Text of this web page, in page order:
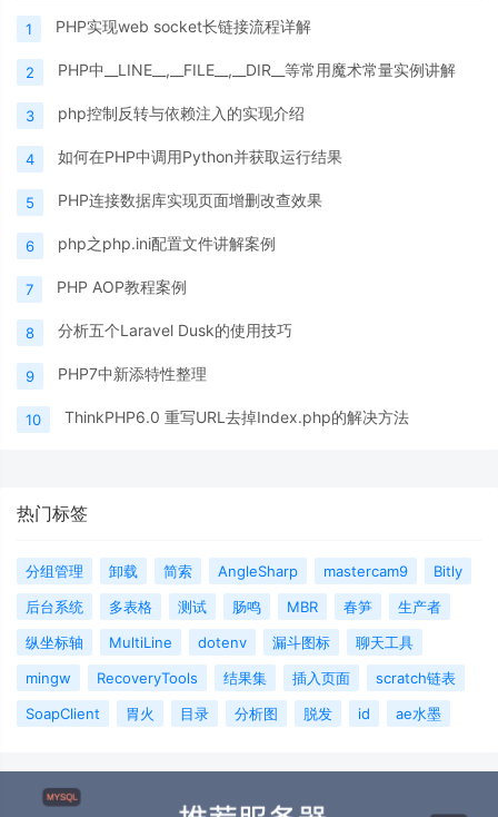
1 PHP实现web socket长链接流程详解
2 PHP中__LINE__,__FILE__,__DIR__等常用魔术常量实例讲解
3 php控制反转与依赖注入的实现介绍
4 如何在PHP中调用Python并获取运行结果
5 PHP连接数据库实现页面增删改查效果
6 php之php.ini配置文件讲解案例
7 PHP AOP教程案例
8 分析五个Laravel Dusk的使用技巧
9 PHP7中新添特性整理
10 ThinkPHP6.0 重写URL去掉Index.php的解决方法
热门标签
分组管理 卸载 简索 AngleSharp mastercam9
Bitly
后台系统
多表格 测试 肠鸣 MBR 春笋
生产者
纵坐标轴
MultiLine dotenv 漏斗图标
聊天工具
mingw
RecoveryTools 结果集 插入页面
scratch链表
SoapClient
胃火 目录 分析图 脱发 id ae水墨